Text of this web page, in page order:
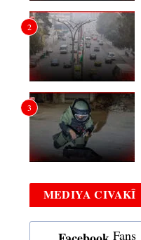
2
3
MEDIYA CIVAKÎ
Fans